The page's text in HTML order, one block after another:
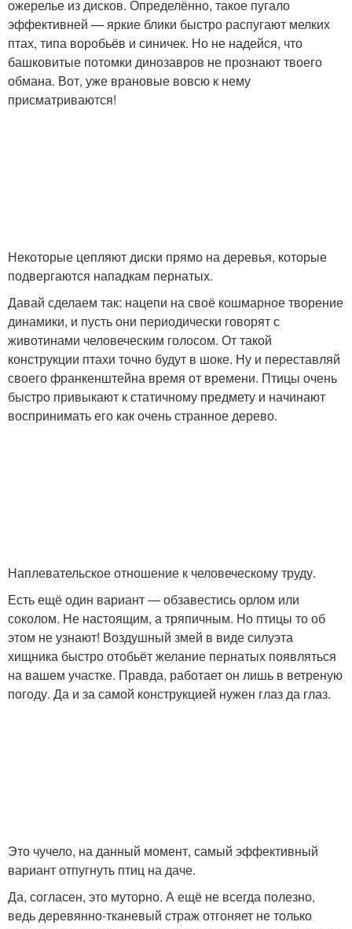
ожерелье из дисков. Определённо, такое пугало
эффективней — яркие блики быстро распугают мелких
птах, типа воробьёв и синичек. Но не надейся, что
башковитые потомки динозавров не прознают твоего
обмана. Вот, уже врановые вовсю к нему
присматриваются!
Некоторые цепляют диски прямо на деревья, которые
подвергаются нападкам пернатых.
Давай сделаем так: нацепи на своё кошмарное творение
динамики, и пусть они периодически говорят с
животинами человеческим голосом. От такой
конструкции птахи точно будут в шоке. Ну и переставляй
своего франкенштейна время от времени. Птицы очень
быстро привыкают к статичному предмету и начинают
воспринимать его как очень странное дерево.
Наплевательское отношение к человеческому труду.
Есть ещё один вариант — обзавестись орлом или
соколом. Не настоящим, а тряпичным. Но птицы то об
этом не узнают! Воздушный змей в виде силуэта
хищника быстро отобьёт желание пернатых появляться
на вашем участке. Правда, работает он лишь в ветреную
погоду. Да и за самой конструкцией нужен глаз да глаз.
Это чучело, на данный момент, самый эффективный
вариант отпугнуть птиц на даче.
Да, согласен, это муторно. А ещё не всегда полезно,
ведь деревянно-тканевый страж отгоняет не только